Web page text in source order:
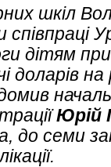
шкіл
співпраці
дітям
доларів
Юрій
до семи